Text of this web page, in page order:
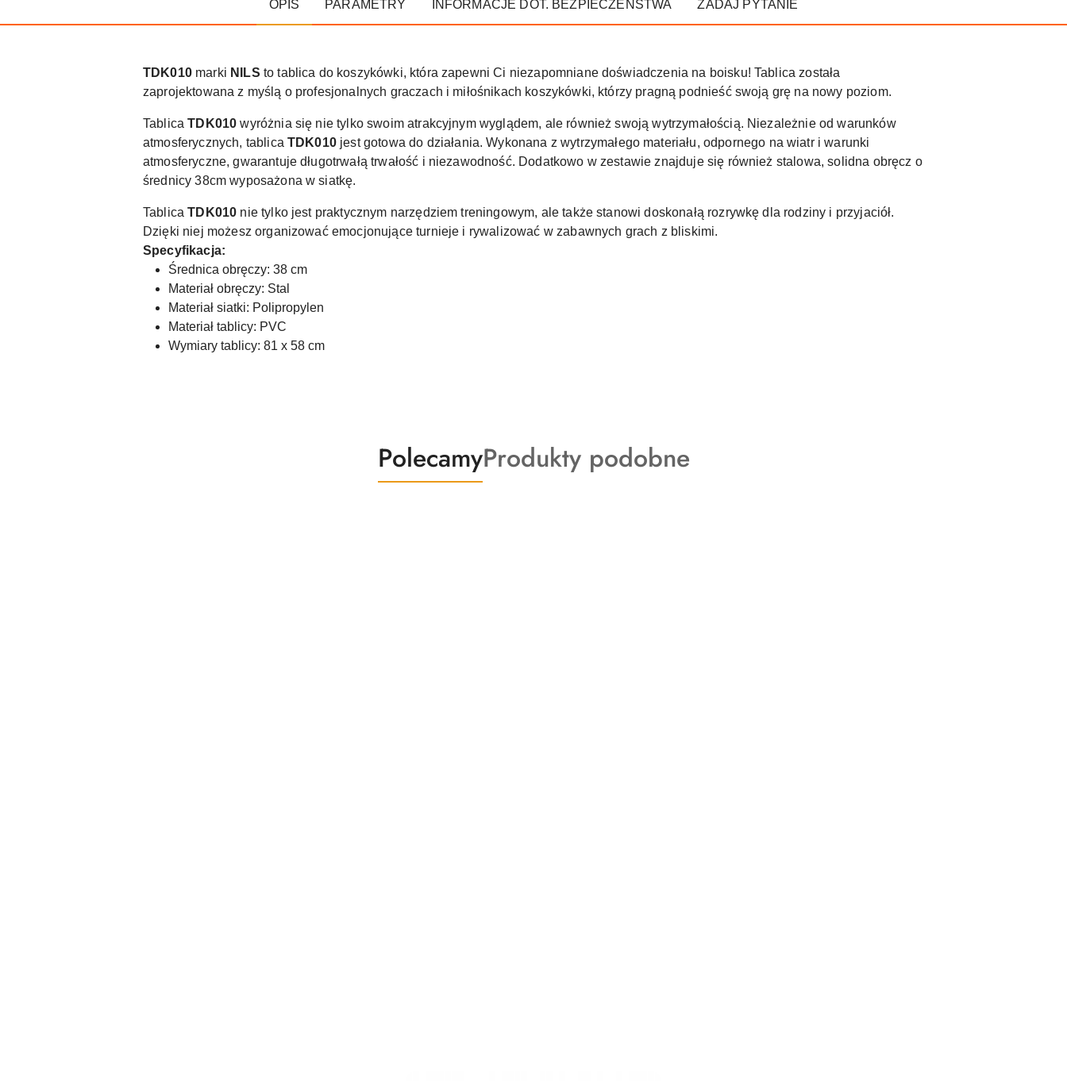
OPIS PARAMETRY INFORMACJE DOT. BEZPIECZEŃSTWA ZADAJ PYTANIE
TDK010marki NILS to tablica do koszykówki, która zapewni Ci niezapomniane doświadczenia na boisku! Tablica została
zaprojektowana z myślą o profesjonalnych graczach i miłośnikach koszykówki, którzy pragną podnieść swoją grę na nowy poziom.
TablicaTDK010 wyróżnia się nie tylko swoim atrakcyjnym wyglądem, ale również swoją wytrzymałością. Niezależnie od warunków
atmosferycznych, tablicaTDK010jest gotowa do działania. Wykonana z wytrzymałego materiału, odpornego na wiatr i warunki
atmosferyczne, gwarantuje długotrwałą trwałość i niezawodność. Dodatkowo w zestawie znajduje się również stalowa, solidna obręcz o
średnicy 38cm wyposażona w siatkę.
TablicaTDK010 nie tylko jest praktycznym narzędziem treningowym, ale także stanowi doskonałą rozrywkę dla rodziny i przyjaciół.
Dzięki niej możesz organizować emocjonujące turnieje i rywalizować w zabawnych grach z bliskimi.
Specyfikacja:
Średnica obręczy: 38 cm
Materiał obręczy: Stal
Materiał siatki: Polipropylen
Materiał tablicy: PVC
Wymiary tablicy: 81 x 58 cm
Produkty
o
PolecamyProdukty
o
Produkty podobne